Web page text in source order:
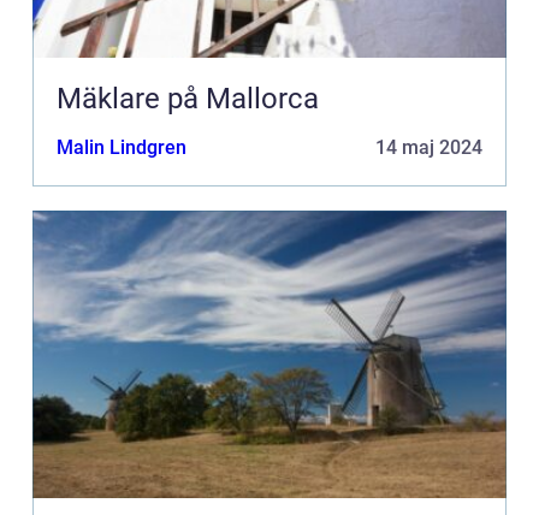
Mäklare på Mallorca
Malin Lindgren 14 maj 2024